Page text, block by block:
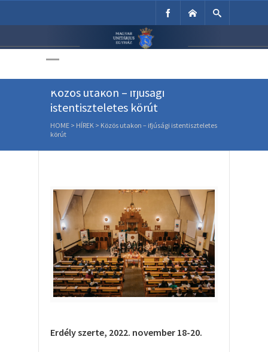
Unitárius Egyház
Közös utakon – ifjúsági
istentiszteletes körút
HOME > HÍREK > Közös utakon – ifjúsági istentiszteletes
körút
Erdély szerte, 2022. november 18-20.